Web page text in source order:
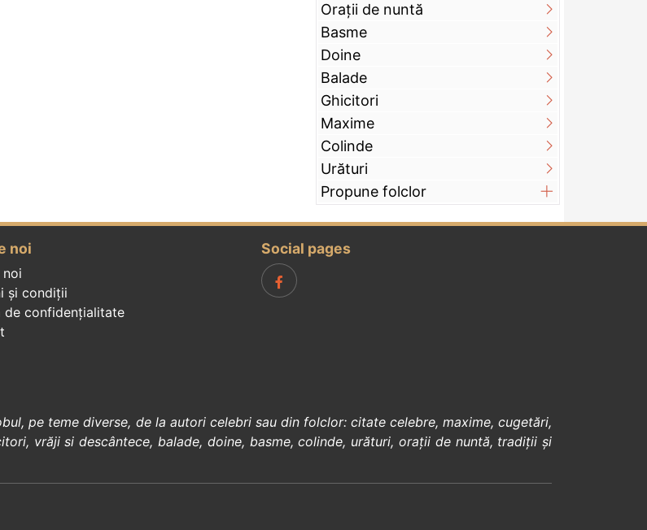
Orații de nuntă
Basme
Doine
Balade
Ghicitori
Maxime
Colinde
Urături
Propune folclor
noi
noi
și condiții
de confidenţialitate
Social pages
pe teme diverse, de la autori celebrisau din folclor: citate celebre, maxime,cugetări,
, vrăji si descântece, balade, doine, basme,colinde, urături, orații de nuntă, tradiții și